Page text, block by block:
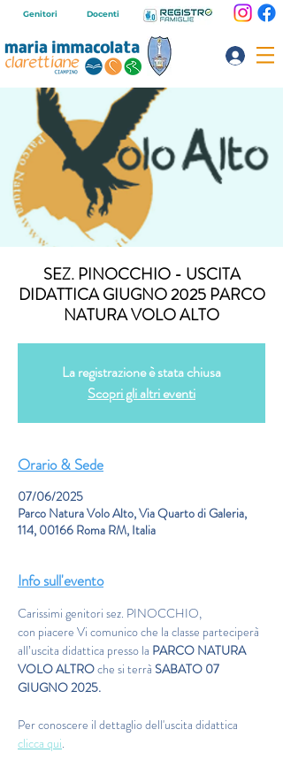
Genitori Docenti
SEZ. PINOCCHIO - USCITA
DIDATTICA GIUGNO 2025 PARCO
NATURA VOLO ALTO
La registrazione è stata chiusa
Scopri gli altri eventi
Orario & Sede
07/06/2025
Parco Natura Volo Alto, Via Quarto di Galeria,
114, 00166 Roma RM, Italia
Info sull'evento
Carissimi genitori sez. PINOCCHIO,
con piacere Vi comunico che la classe parteciperà
all’uscita didattica presso la PARCO NATURA
VOLO ALTRO che si terrà SABATO 07
GIUGNO 2025.
Per conoscere il dettaglio dell'uscita didattica
clicca qui.